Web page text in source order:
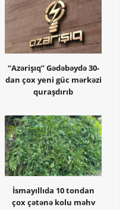
“Azərişıq” Gədəbəydə 30-
dan çox yeni güc mərkəzi
quraşdırıb
İsmayıllıda 10 tondan
çox çətənə kolu məhv